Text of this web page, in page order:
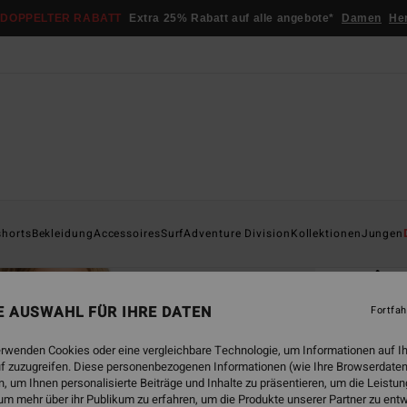
DOPPELTER RABATT Extra 25% Rabatt auf alle angebote* Damen
BekleidungAccessoiresSurfAdventure DivisionKollektionenJungen
ECO-
€
AUSWAHL FÜR IHRE DATEN
Cookies oder eine vergleichbare Technologie, um Informationen auf
zuzugreifen. Diese personenbezogenen Informationen (wie Ihre
um Ihnen personalisierte Beiträge und Inhalte zu präsentieren, um die
mehr über ihr Publikum zu erfahren, um die Produkte unserer Partner zu